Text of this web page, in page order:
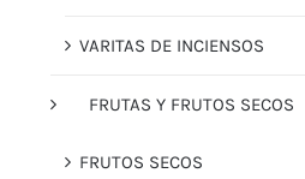
VARITAS DE INCIENSOS
FRUTAS Y FRUTOS SECOS
FRUTOS SECOS